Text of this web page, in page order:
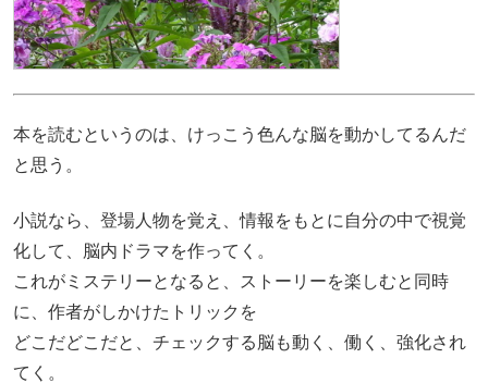
本を読むというのは、けっこう色んな脳を動かしてるんだ
と思う。
小説なら、登場人物を覚え、情報をもとに自分の中で視覚
化して、脳内ドラマを作ってく。
これがミステリーとなると、ストーリーを楽しむと同時
に、作者がしかけたトリックを
どこだどこだと、チェックする脳も動く、働く、強化され
てく。